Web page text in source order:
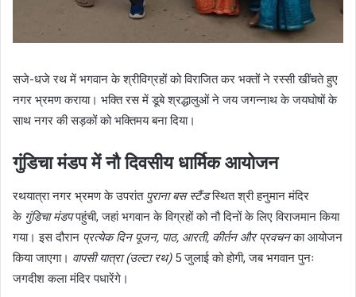
सजे-धजे रथ में भगवान के श्रीविग्रहों को विराजित कर भक्तों ने रस्सी खींचते हुए
नगर भ्रमण कराया। भक्ति रस में डूबे श्रद्धालुओं ने जय जगन्नाथ के जयघोषों के
साथ नगर की सड़कों को भक्तिमय बना दिया।
गुंडिचा मंडप में नौ दिवसीय धार्मिक आयोजन
रथयात्रा नगर भ्रमण के उपरांत पुराना बस स्टैंडस्थित श्री हनुमान मंदिर
के गुंडिचा मंडपपहुंची, जहां भगवान के विग्रहों को नौ दिनों के लिए विराजमान किया
गया। इस दौरान प्रत्येक दिन पूजन, पाठ, आरती, कीर्तन और प्रवचनका आयोजन
किया जाएगा। वापसी यात्रा (उल्टा रथ)5 जुलाई को होगी, जब भगवान पुनः
जगदीश कला मंदिर पधारेंगे।